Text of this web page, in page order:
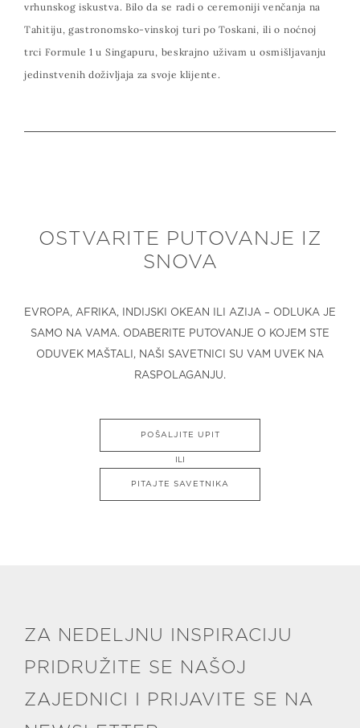
vrhunskog iskustva. Bilo da se radi o ceremoniji venčanja na
Tahitiju, gastronomsko-vinskoj turi po Toskani, ili o noćnoj
trci Formule 1 u Singapuru, beskrajno uživam u osmišljavanju
jedinstvenih doživljaja za svoje klijente.
OSTVARITE PUTOVANJE IZ
SNOVA
EVROPA, AFRIKA, INDIJSKI OKEAN ILI AZIJA – ODLUKA JE
SAMO NA VAMA. ODABERITE PUTOVANJE O KOJEM STE
ODUVEK MAŠTALI, NAŠI SAVETNICI SU VAM UVEK NA
RASPOLAGANJU.
POŠALJITE UPIT
ILI
PITAJTE SAVETNIKA
ZA NEDELJNU INSPIRACIJU
PRIDRUŽITE SE NAŠOJ
ZAJEDNICI I PRIJAVITE SE NA